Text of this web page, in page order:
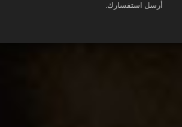
أرسل استفسارك.